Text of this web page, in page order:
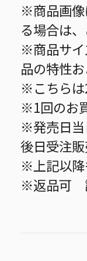
※商品画像
る場合は
※商品サイ
品の特性
※こちらは
※1回のお
※発売日当
後日受注販
※上記以降
※返品可